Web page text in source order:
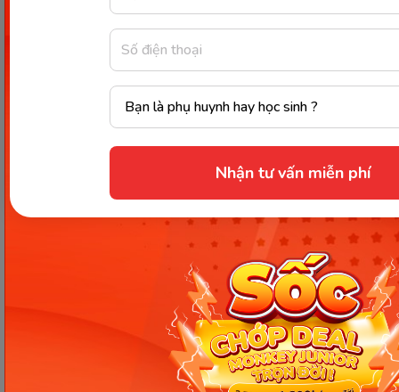
Nhận tư vấn miễn phí
Để tải Monkey Math các phụ huynh có thể truy
Tải Monkey Math cho điện thoại Android
Tải Monkey Math cho điện thoại iOS
Kết luận
Trên đây là những chia sẻ về toánso sánh hơn
cho các bậc phụ huynh tham khảo. Hy
vọng đây sẽ là những thông tin hữu ích giúp bố mẹ
có thể cùng con học tốt môn toán.
Chia sẻ ngay